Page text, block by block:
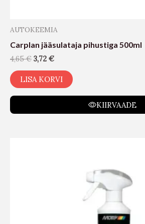
AUTOKEEMIA
Carplan jääsulataja pihustiga 500ml
4,65€ 3,72 €
LISA KORVI
KIIRVAADE